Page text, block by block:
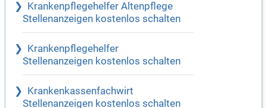
Krankenpflegehelfer Altenpflege
Stellenanzeigen kostenlos schalten
Krankenpflegehelfer
Stellenanzeigen kostenlos schalten
Krankenkassenfachwirt
Stellenanzeigen kostenlos schalten